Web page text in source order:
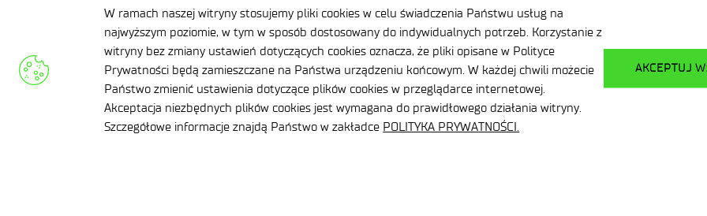
W ramach naszej witryny stosujemy pliki cookies w celu świadczenia Państwu usług na
najwyższym poziomie, w tym w sposób dostosowany do indywidualnych potrzeb. Korzystanie z
witryny bez zmiany ustawień dotyczących cookies oznacza, że pliki opisane w Polityce
Prywatności będą zamieszczane na Państwa urządzeniu końcowym. W każdej chwili możecie
Państwo zmienić ustawienia dotyczące plików cookies w przeglądarce internetowej.
Akceptacja niezbędnych plików cookies jest wymagana do prawidłowego działania witryny.
Szczegółowe informacje znajdą Państwo w zakładce POLITYKA PRYWATNOŚCI.
AKCEPTUJ